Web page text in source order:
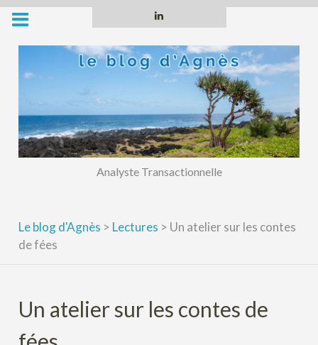
Skip
content
Analyste Transactionnelle
Le blog d'Agnès > Lectures > Un atelier sur les contes
de fées
Un atelier sur les contes de